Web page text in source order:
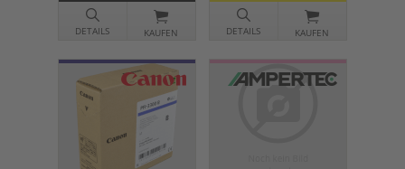
DETAILS KAUFEN DETAILS KAUFEN